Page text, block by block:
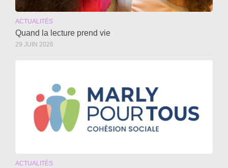
ACTUALITÉS
Quand la lecture prend vie
29 JUIN 2026
ACTUALITÉS